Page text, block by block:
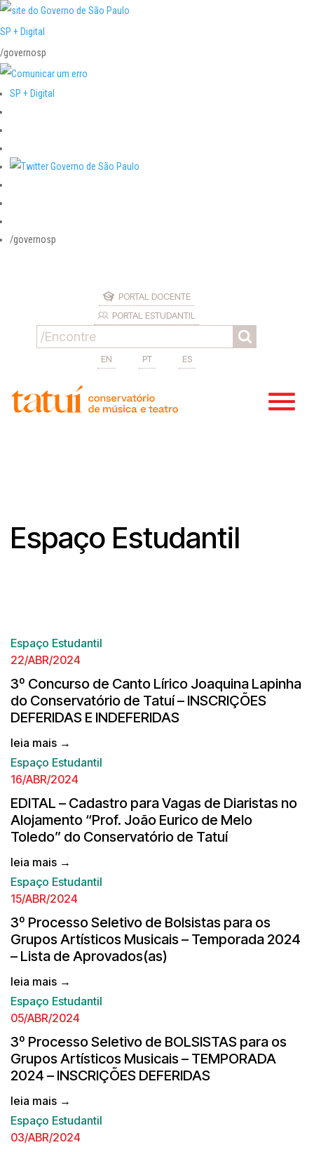
SP + Digital
/governosp
SP + Digital
/governosp
PORTAL DOCENTE
PORTAL ESTUDANTIL
EN PT ES
Espaço Estudantil
Espaço Estudantil
22/ABR/2024
3º Concurso de Canto Lírico Joaquina Lapinha
do Conservatório de Tatuí – INSCRIÇÕES
DEFERIDAS E INDEFERIDAS
leia mais →
Espaço Estudantil
16/ABR/2024
EDITAL – Cadastro para Vagas de Diaristas no
Alojamento “Prof. João Eurico de Melo
Toledo” do Conservatório de Tatuí
leia mais →
Espaço Estudantil
15/ABR/2024
3º Processo Seletivo de Bolsistas para os
Grupos Artísticos Musicais – Temporada 2024
– Lista de Aprovados(as)
leia mais →
Espaço Estudantil
05/ABR/2024
3º Processo Seletivo de BOLSISTAS para os
Grupos Artísticos Musicais – TEMPORADA
2024 – INSCRIÇÕES DEFERIDAS
leia mais →
Espaço Estudantil
03/ABR/2024